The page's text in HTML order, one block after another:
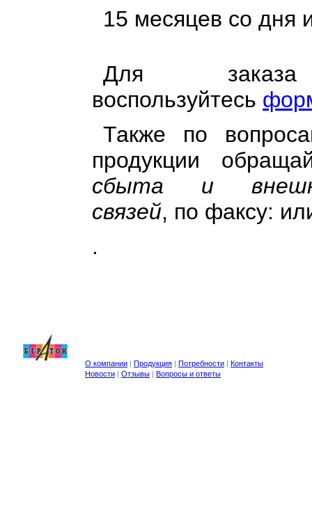
15 месяцев со дня
Для заказа
воспользуйтесь
Также по
продукции
сбыта и
связей, по факсу:
.
О компании | Продукция | Потребности | Контакты
Новости | Отзывы | Вопросы и ответы